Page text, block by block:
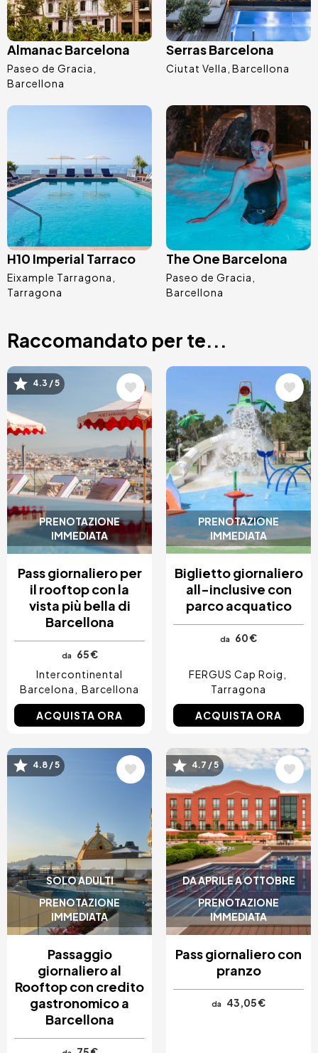
Almanac Barcelona
Paseo de Gracia
Barcellona
Serras Barcelona
Ciutat Vella Barcellona
H10 Imperial Tarraco
Eixample Tarragona
Tarragona
Immagine
The One Barcelona
Paseo de Gracia
Barcellona
Raccomandato per te...
PRENOTAZIONE
IMMEDIATA
Immagine
4.3 / 5
Pass giornaliero per
il rooftop con la
vista più bella di
Barcellona
da
65 €
Intercontinental
Barcelona
Barcellona
ACQUISTA ORA
PRENOTAZIONE
IMMEDIATA
Immagine
Biglietto giornaliero
all-inclusive con
parco acquatico
da 60 €
FERGUS Cap Roig
Tarragona
ACQUISTA ORA
SOLO ADULTI
PRENOTAZIONE
IMMEDIATA
Immagine
4.8 / 5
Passaggio
giornaliero al
Rooftop con credito
gastronomico a
Barcellona
DA APRILE A OTTOBRE
PRENOTAZIONE
IMMEDIATA
Immagine
4.7 / 5
Pass giornaliero con
pranzo
da 43,05 €